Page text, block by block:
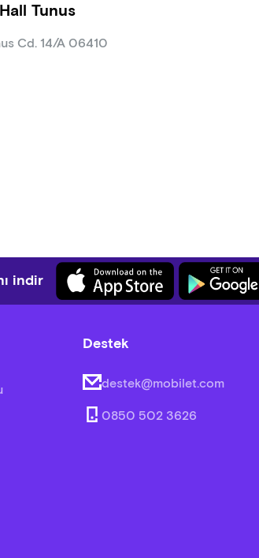
Tunus
Cd. 14/A 06410
indir
Destek
destek@mobilet.com
0850 502 3626